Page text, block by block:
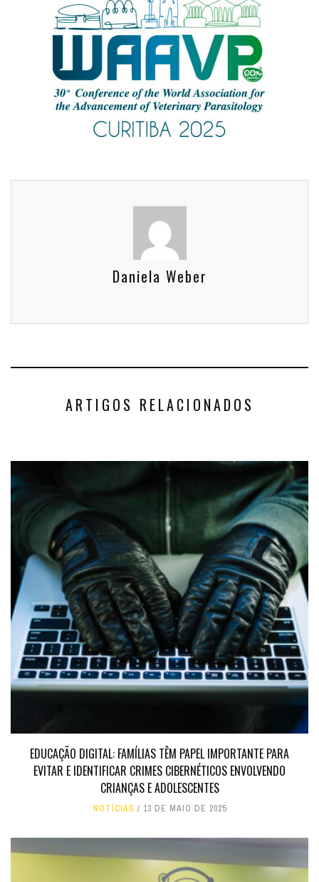
Daniela Weber
ARTIGOS RELACIONADOS
EDUCAÇÃO DIGITAL: FAMÍLIAS TÊM PAPEL IMPORTANTE PARA
EVITAR E IDENTIFICAR CRIMES CIBERNÉTICOS ENVOLVENDO
CRIANÇAS E ADOLESCENTES
NOTÍCIAS 13 DE MAIO DE 2025